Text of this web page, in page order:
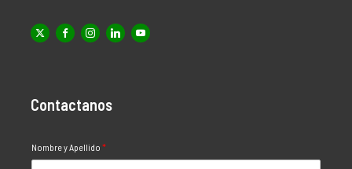
Contactanos
Nombre y Apellido *